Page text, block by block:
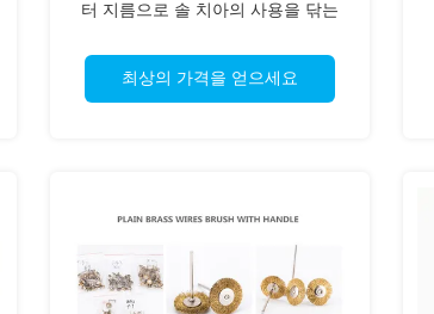
터 지름으로 솔 치아의 사용을 닦는
최상의 가격을 얻으세요